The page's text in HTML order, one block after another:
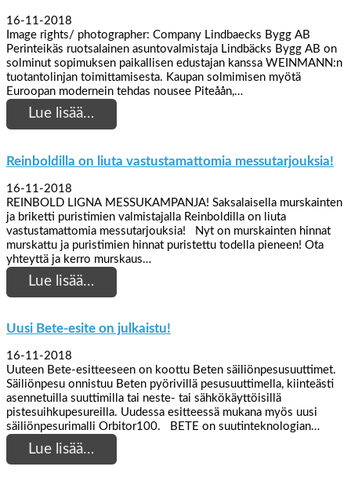
16-11-2018
Image rights/ photographer: Company Lindbaecks Bygg AB
Perinteikäs ruotsalainen asuntovalmistaja Lindbäcks Bygg AB on
solminut sopimuksen paikallisen edustajan kanssa WEINMANN:n
tuotantolinjan toimittamisesta. Kaupan solmimisen myötä
Euroopan modernein tehdas nousee Piteåån,…
Lue lisää…
Reinboldilla on liuta vastustamattomia messutarjouksia!
16-11-2018
REINBOLD LIGNA MESSUKAMPANJA! Saksalaisella murskainten
ja briketti puristimien valmistajalla Reinboldilla on liuta
vastustamattomia messutarjouksia! Nyt on murskainten hinnat
murskattu ja puristimien hinnat puristettu todella pieneen! Ota
yhteyttä ja kerro murskaus…
Lue lisää…
Uusi Bete-esite on julkaistu!
16-11-2018
Uuteen Bete-esitteeseen on koottu Beten säiliönpesusuuttimet.
Säiliönpesu onnistuu Beten pyörivillä pesusuuttimella, kiinteästi
asennetuilla suuttimilla tai neste- tai sähkökäyttöisillä
pistesuihkupesureilla. Uudessa esitteessä mukana myös uusi
säiliönpesurimalli Orbitor100. BETE on suutinteknologian…
Lue lisää…